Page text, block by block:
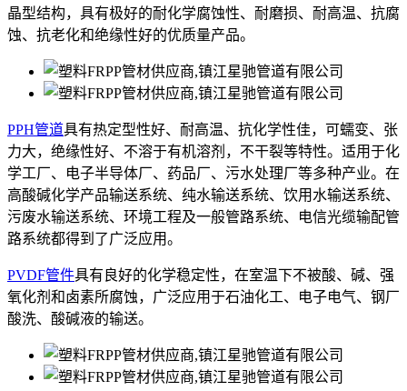
晶型结构，具有极好的耐化学腐蚀性、耐磨损、耐高温、抗腐
蚀、抗老化和绝缘性好的优质量产品。
PPH管道具有热定型性好、耐高温、抗化学性佳，可蠕变、张
力大，绝缘性好、不溶于有机溶剂，不干裂等特性。适用于化
学工厂、电子半导体厂、药品厂、污水处理厂等多种产业。在
高酸碱化学产品输送系统、纯水输送系统、饮用水输送系统、
污废水输送系统、环境工程及一般管路系统、电信光缆输配管
路系统都得到了广泛应用。
PVDF管件具有良好的化学稳定性，在室温下不被酸、碱、强
氧化剂和卤素所腐蚀，广泛应用于石油化工、电子电气、钢厂
酸洗、酸碱液的输送。